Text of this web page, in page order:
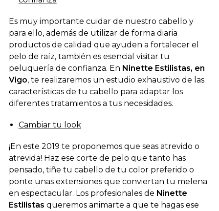
Es muy importante cuidar de nuestro cabello y
para ello, además de utilizar de forma diaria
productos de calidad que ayuden a fortalecer el
pelo de raíz, también es esencial visitar tu
peluquería de confianza. En Ninette Estilistas, en
Vigo, te realizaremos un estudio exhaustivo de las
características de tu cabello para adaptar los
diferentes tratamientos a tus necesidades.
Cambiar tu look
¡En este 2019 te proponemos que seas atrevido o
atrevida! Haz ese corte de pelo que tanto has
pensado, tiñe tu cabello de tu color preferido o
ponte unas extensiones que conviertan tu melena
en espectacular. Los profesionales de Ninette
Estilistas queremos animarte a que te hagas ese